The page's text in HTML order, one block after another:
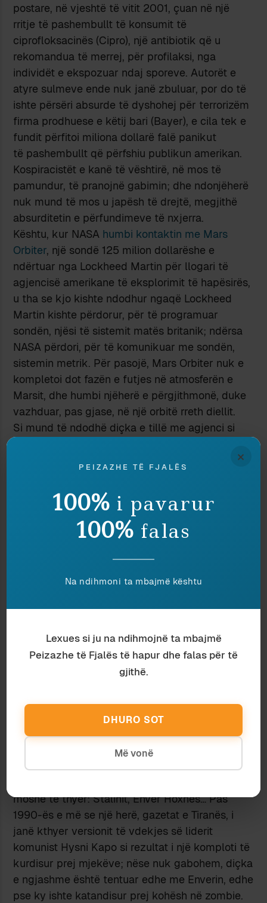
postare, në vjeshtë të vitit 2001, çuan në një
rritje të pashembullt të konsumit të
ciprofloksacinës (Cipro), një antibiotik që u
rekomandua të merrej, për profilaksi, nga
individët e ekspozuar ndaj sporeve. Autorët e
atyre sulmeve ende nuk janë zbuluar, por do të
ishte përsëri absurde të dyshohej për terrorizëm
firma prodhuese e këtij bari (Bayer), e cila tek e
fundit përfitoi miliona dollarë falë panikut
të pashembullt që përfshiu publikun amerikan.
Kospiracistët e kanë të vështirë, në mos të
pamundur, të pranojnë gabimin; dhe ndonjëherë
nuk mund të mos u japësh të drejtë, megjithë
absurditetin e përfundimeve të nxjerra.
Kështu, kur NASA humbi kontaktin me Mars
Orbiter, një sondë 125 milion dollarëshe e
ndërtuar nga Lockheed Martin për llogari të
agjencisë amerikane të eksplorimit të hapësirës,
u tha se kjo kishte ndodhur ngaqë Lockheed
Martin kishte përdorur, për të programuar
sondën, njësi të sistemit matës britanik; ndërsa
NASA përdori, për të komunikuar me sondën,
sistemin metrik. Për pasojë, Mars Orbiter nuk e
kompletoi dot fazën e futjes në atmosferën e
Marsit, dhe humbi njëherë e përgjithmonë, duke
vazhduar, pas gjase, në një orbitë rreth diellit.
Si mund të ndodhë diçka e tillë me agjenci si
Shumëkush e bëri atëherë këtë pyetje, por
shpjeguar se versioni për publikun nuk ishte
veçse një maskim i shkakut të vërtetë të
incidentit – p.sh. asgjësimit të sondës nga një
UFO, ose diçka tjetër e ngjashme.
Si të mos u japësh të drejtë, përballë idiotësisë
Në përgjithësi, konspiracistët e kanë të vështirë,
vetvetiu dhe gjërave të tjera, që ndodhin sepse
ashtu i duam të ndodhin; ose midis atyre dy
koncepteve që gjermanishtja i quan,
vdekja do të ishteVorgang,ndërsa vrasja
; edhe pse rezultati, në të dy rastet,
është biologjikisht i njëjtë – fund i të jetuarit.
Tipik është reagimi, që ndesh ndonjëherë edhe
në faqet e shtypit konvencional, ndaj vdekjeve
moshë të thyer: Stalinit, Enver Hoxhës… Pas
1990-ës e më se një herë, gazetat e Tiranës, i
janë kthyer versionit të vdekjes së liderit
komunist Hysni Kapo si rezultat i një komploti të
kurdisur prej mjekëve; nëse nuk gabohem, diçka
e ngjashme është tentuar edhe me Enverin, edhe
pse ky ishte katandisur prej kohësh në zombie.
×
PEIZAZHE TË FJALËS
100% i pavarur
100% falas
Na ndihmoni ta mbajmë kështu
Lexues si ju na ndihmojnë ta mbajmë
Peizazhe të Fjalës të hapur dhe falas për të
gjithë.
DHURO SOT
Më vonë